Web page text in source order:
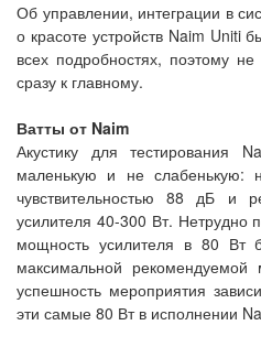
Об управлении, интеграции в
о красоте устройств Naim Uniti
всех подробностях, поэтому
сразу к главному.
Ватты от Naim
Акустику для тестирования
маленькую и не слабенькую:
чувствительностью 88 дБ и
усилителя 40-300 Вт. Нетрудно
мощность усилителя в 80
максимальной рекомендуемой
успешность мероприятия
эти самые 80 Вт в исполнении